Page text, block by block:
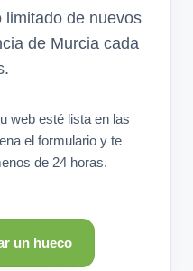
limitado de nuevos
de Murcia cada
web esté lista en las
el formulario y te
de 24 horas.
un hueco